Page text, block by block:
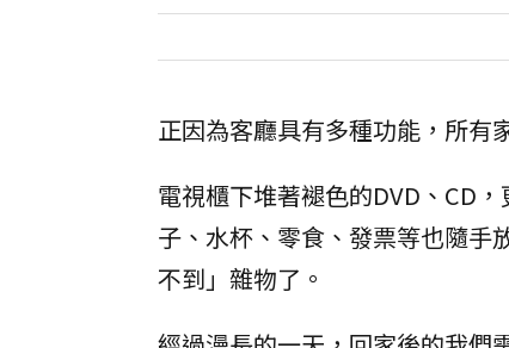
正因為客廳具有多種功能，所有
電視櫃下堆著褪色的DVD、CD
子、水杯、零食、發票等也隨手
不到」雜物了。